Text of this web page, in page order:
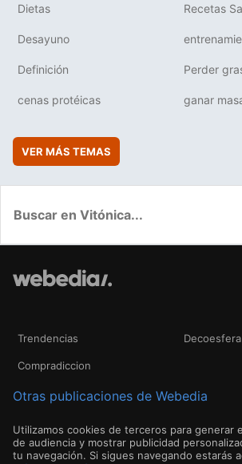
Dietas Recetas
Desayuno
Definición Perder
cenas protéicas ganar
VER MÁS TEMAS
Trendencias Decoesfera
Compradiccion
Otras publicaciones de Webedia
Utilizamos cookies de terceros para generar
de audiencia y mostrar publicidad
tu navegación. Si sigues navegando estarás